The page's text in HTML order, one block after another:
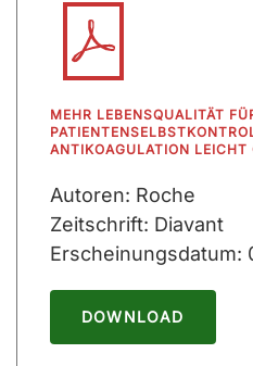
MEHR LEBENSQUALITÄT
ANTIKOAGULATION LEICHT
Autoren: Roche
Zeitschrift: Diavant
Erscheinungsdatum:
DOWNLOAD